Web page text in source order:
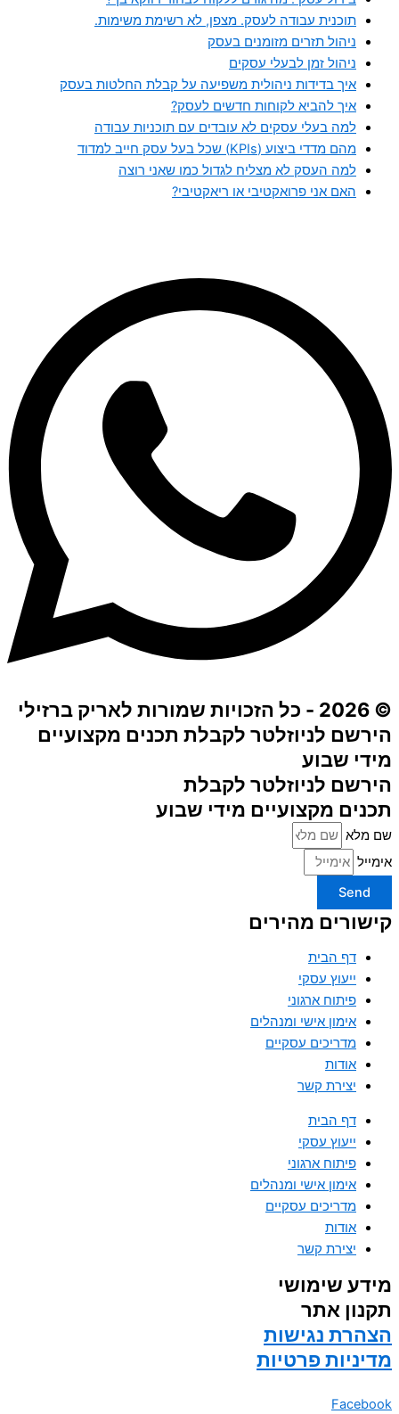
תוכנית עבודה לעסק. מצפן, לא רשימת משימות.
ניהול תזרים מזומנים בעסק
ניהול זמן לבעלי עסקים
איך בדידות ניהולית משפיעה על קבלת החלטות בעסק
איך להביא לקוחות חדשים לעסק?
למה בעלי עסקים לא עובדים עם תוכניות עבודה
מהם מדדי ביצוע (KPIs) שכל בעל עסק חייב למדוד
למה העסק לא מצליח לגדול כמו שאני רוצה
האם אני פרואקטיבי או ריאקטיבי?
© 2026 - כל הזכויות שמורות לאריק ברזילי​
הירשם לניוזלטר לקבלת תכנים מקצועיים
מידי שבוע
הירשם לניוזלטר לקבלת
תכנים מקצועיים מידי שבוע
שם מלא
אימייל
Send
קישורים מהירים
דף הבית
ייעוץ עסקי
פיתוח ארגוני
אימון אישי ומנהלים
מדריכים עסקיים
אודות
יצירת קשר
דף הבית
ייעוץ עסקי
פיתוח ארגוני
אימון אישי ומנהלים
מדריכים עסקיים
אודות
יצירת קשר
מידע שימושי
תקנון אתר​
הצהרת נגישות​
מדיניות פרטיות​
Facebook